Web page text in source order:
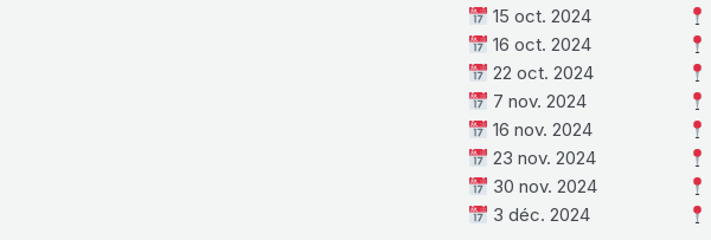
15 oct. 2024
16 oct. 2024
22 oct. 2024
7 nov. 2024
16 nov. 2024
23 nov. 2024
30 nov. 2024
3 déc. 2024